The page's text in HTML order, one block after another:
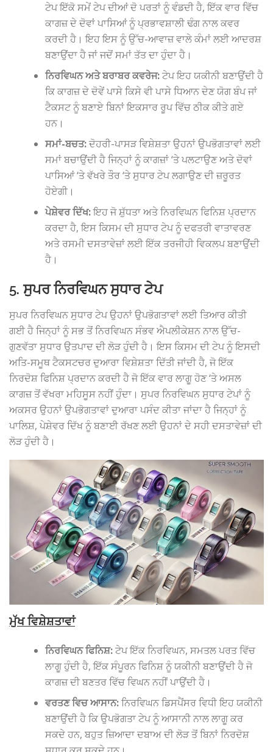
ਟੇਪ ਇੱਕੋ ਸਮੇਂ ਟੇਪ ਦੀਆਂ ਦੋ ਪਰਤਾਂ ਨੂੰ ਵੰਡਦੀ ਹੈ, ਇੱਕ ਵਾਰ ਵਿੱਚ
ਕਾਗਜ਼ ਦੇ ਦੋਵਾਂ ਪਾਸਿਆਂ ਨੂੰ ਪ੍ਰਭਾਵਸ਼ਾਲੀ ਢੰਗ ਨਾਲ ਕਵਰ
ਕਰਦੀ ਹੈ। ਇਹ ਇਸ ਨੂੰ ਉੱਚ-ਆਵਾਜ਼ ਵਾਲੇ ਕੰਮਾਂ ਲਈ ਆਦਰਸ਼
ਬਣਾਉਂਦਾ ਹੈ ਜਾਂ ਜਦੋਂ ਸਮਾਂ ਤੱਤ ਦਾ ਹੁੰਦਾ ਹੈ।
ਨਿਰਵਿਘਨ ਅਤੇ ਬਰਾਬਰ ਕਵਰੇਜ:ਟੇਪ ਇਹ ਯਕੀਨੀ ਬਣਾਉਂਦੀ ਹੈ
ਕਿ ਕਾਗਜ਼ ਦੇ ਦੋਵੇਂ ਪਾਸੇ ਕਿਸੇ ਵੀ ਪਾਸੇ ਧਿਆਨ ਦੇਣ ਯੋਗ ਬੰਪ ਜਾਂ
ਟੈਕਸਟ ਨੂੰ ਬਣਾਏ ਬਿਨਾਂ ਇਕਸਾਰ ਰੂਪ ਵਿੱਚ ਠੀਕ ਕੀਤੇ ਗਏ
ਹਨ।
ਸਮਾਂ-ਬਚਤ:ਦੋਹਰੀ-ਪਾਸੜ ਵਿਸ਼ੇਸ਼ਤਾ ਉਹਨਾਂ ਉਪਭੋਗਤਾਵਾਂ ਲਈ
ਸਮਾਂ ਬਚਾਉਂਦੀ ਹੈ ਜਿਨ੍ਹਾਂ ਨੂੰ ਕਾਗਜ਼ਾਂ ‘ਤੇ ਪਲਟਾਉਣ ਅਤੇ ਦੋਵਾਂ
ਪਾਸਿਆਂ ‘ਤੇ ਵੱਖਰੇ ਤੌਰ ‘ਤੇ ਸੁਧਾਰ ਟੇਪ ਲਗਾਉਣ ਦੀ ਜ਼ਰੂਰਤ
ਹੋਏਗੀ।
ਪੇਸ਼ੇਵਰ ਦਿੱਖ:ਇਹ ਜੋ ਸ਼ੁੱਧਤਾ ਅਤੇ ਨਿਰਵਿਘਨ ਫਿਨਿਸ਼ ਪ੍ਰਦਾਨ
ਕਰਦਾ ਹੈ, ਇਸ ਕਿਸਮ ਦੀ ਸੁਧਾਰ ਟੇਪ ਨੂੰ ਦਫਤਰੀ ਵਾਤਾਵਰਣ
ਅਤੇ ਰਸਮੀ ਦਸਤਾਵੇਜ਼ਾਂ ਲਈ ਇੱਕ ਤਰਜੀਹੀ ਵਿਕਲਪ ਬਣਾਉਂਦੀ
ਹੈ।
5. ਸੁਪਰ ਨਿਰਵਿਘਨ ਸੁਧਾਰ ਟੇਪ
ਸੁਪਰ ਨਿਰਵਿਘਨ ਸੁਧਾਰ ਟੇਪ ਉਹਨਾਂ ਉਪਭੋਗਤਾਵਾਂ ਲਈ ਤਿਆਰ ਕੀਤੀ
ਗਈ ਹੈ ਜਿਨ੍ਹਾਂ ਨੂੰ ਸਭ ਤੋਂ ਨਿਰਵਿਘਨ ਸੰਭਵ ਐਪਲੀਕੇਸ਼ਨ ਨਾਲ ਉੱਚ-
ਗੁਣਵੱਤਾ ਸੁਧਾਰ ਉਤਪਾਦ ਦੀ ਲੋੜ ਹੁੰਦੀ ਹੈ। ਇਸ ਕਿਸਮ ਦੀ ਟੇਪ ਨੂੰ ਇਸਦੀ
ਅਤਿ-ਸਮੂਥ ਟੈਕਸਟਚਰ ਦੁਆਰਾ ਵਿਸ਼ੇਸ਼ਤਾ ਦਿੱਤੀ ਜਾਂਦੀ ਹੈ, ਜੋ ਇੱਕ
ਨਿਰਦੋਸ਼ ਫਿਨਿਸ਼ ਪ੍ਰਦਾਨ ਕਰਦੀ ਹੈ ਜੋ ਇੱਕ ਵਾਰ ਲਾਗੂ ਹੋਣ ‘ਤੇ ਅਸਲ
ਕਾਗਜ਼ ਤੋਂ ਵੱਖਰਾ ਮਹਿਸੂਸ ਨਹੀਂ ਹੁੰਦਾ। ਸੁਪਰ ਨਿਰਵਿਘਨ ਸੁਧਾਰ ਟੇਪਾਂ ਨੂੰ
ਅਕਸਰ ਉਹਨਾਂ ਉਪਭੋਗਤਾਵਾਂ ਦੁਆਰਾ ਪਸੰਦ ਕੀਤਾ ਜਾਂਦਾ ਹੈ ਜਿਨ੍ਹਾਂ ਨੂੰ
ਪਾਲਿਸ਼, ਪੇਸ਼ੇਵਰ ਦਿੱਖ ਨੂੰ ਬਣਾਈ ਰੱਖਣ ਲਈ ਉਹਨਾਂ ਦੇ ਸਹੀ ਦਸਤਾਵੇਜ਼ਾਂ ਦੀ
ਲੋੜ ਹੁੰਦੀ ਹੈ।
ਮੁੱਖ ਵਿਸ਼ੇਸ਼ਤਾਵਾਂ
ਨਿਰਵਿਘਨ ਫਿਨਿਸ਼:ਟੇਪ ਇੱਕ ਨਿਰਵਿਘਨ, ਸਮਤਲ ਪਰਤ ਵਿੱਚ
ਲਾਗੂ ਹੁੰਦੀ ਹੈ, ਇੱਕ ਸੰਪੂਰਨ ਫਿਨਿਸ਼ ਨੂੰ ਯਕੀਨੀ ਬਣਾਉਂਦੀ ਹੈ ਜੋ
ਕਾਗਜ਼ ਦੀ ਬਣਤਰ ਵਿੱਚ ਵਿਘਨ ਨਹੀਂ ਪਾਉਂਦੀ ਹੈ।
ਵਰਤਣ ਵਿਚ ਆਸਾਨ:ਨਿਰਵਿਘਨ ਡਿਸਪੈਂਸਰ ਵਿਧੀ ਇਹ ਯਕੀਨੀ
ਬਣਾਉਂਦੀ ਹੈ ਕਿ ਉਪਭੋਗਤਾ ਟੇਪ ਨੂੰ ਆਸਾਨੀ ਨਾਲ ਲਾਗੂ ਕਰ
ਸਕਦੇ ਹਨ, ਬਹੁਤ ਜ਼ਿਆਦਾ ਦਬਾਅ ਦੀ ਲੋੜ ਤੋਂ ਬਿਨਾਂ ਨਿਰਦੋਸ਼